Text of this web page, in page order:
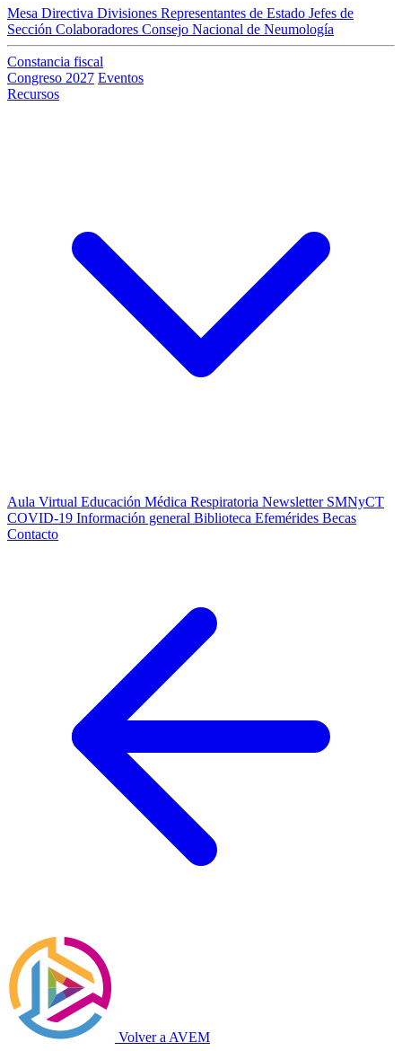
Mesa Directiva Divisiones Representantes de Estado Jefes de
Sección Colaboradores Consejo Nacional de Neumología
Constancia fiscal
Congreso 2027 Eventos
Recursos
Aula Virtual Educación Médica Respiratoria Newsletter SMNyCT
COVID-19 Información general Biblioteca Efemérides Becas
Contacto
Volver a AVEM